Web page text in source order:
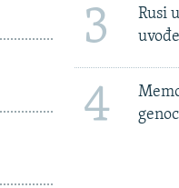
3
Rusi
4